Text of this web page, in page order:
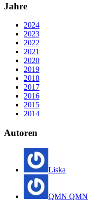
Jahre
2024
2023
2022
2021
2020
2019
2018
2017
2016
2015
2014
Autoren
Liska
QMN QMN